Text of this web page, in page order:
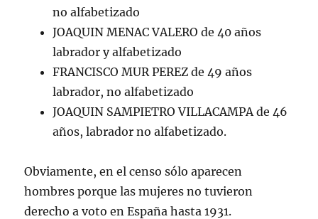
no alfabetizado
JOAQUIN MENAC VALERO de 40 años
labrador y alfabetizado
FRANCISCO MUR PEREZ de 49 años
labrador, no alfabetizado
JOAQUIN SAMPIETRO VILLACAMPA de 46
años, labrador no alfabetizado.
Obviamente, en el censo sólo aparecen
hombres porque las mujeres no tuvieron
derecho a voto en España hasta 1931.